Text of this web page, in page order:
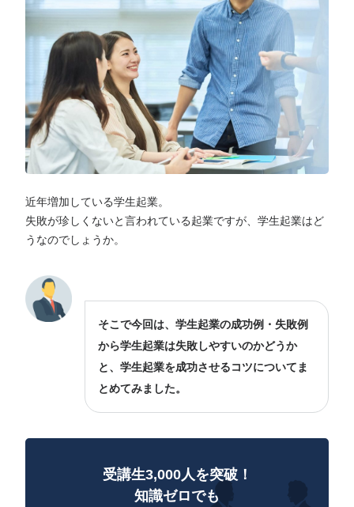
近年増加している学生起業。
失敗が珍しくないと言われている起業ですが、学生起業はど
うなのでしょうか。
そこで今回は、学生起業の成功例・失敗例
から学生起業は失敗しやすいのかどうか
と、学生起業を成功させるコツについてま
とめてみました。
受講生3,000人を突破！
知識ゼロでも